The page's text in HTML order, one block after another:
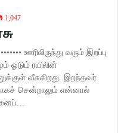
1,047
ஊரிலிருந்து வரும் இறப்பு
ஓடும் ரயிலின்
வீசுகிறது. இறந்தவர்
சென்றாலும் என்னால்